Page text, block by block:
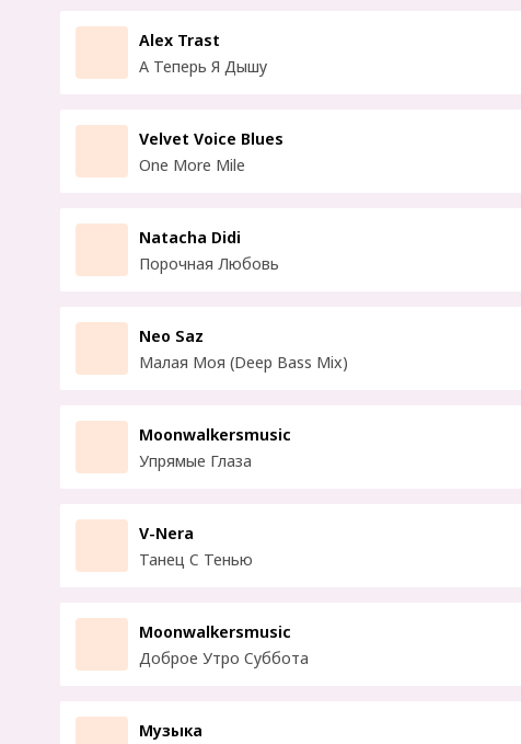
Alex Trast
А Теперь Я Дышу
Velvet Voice Blues
One More Mile
Natacha Didi
Порочная Любовь
Neo Saz
Малая Моя (Deep Bass Mix)
Moonwalkersmusic
Упрямые Глаза
V-Nera
Танец С Тенью
Moonwalkersmusic
Доброе Утро Суббота
Музыка